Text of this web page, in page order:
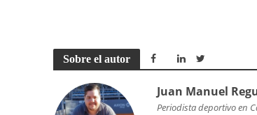
Sobre el autor
Juan Manuel
Periodista deportivo en